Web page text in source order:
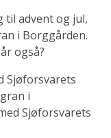
til advent og jul,
i Borggården.
også?
Sjøforsvarets
i
Sjøforsvarets